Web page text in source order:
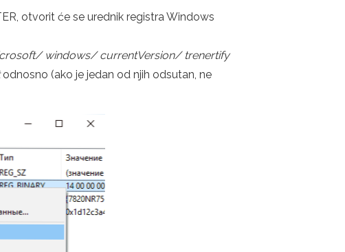
otvorit će se urednik registra Windows
windows/ currentVersion/ trenertify
odnosno (ako je jedan od njih odsutan, ne